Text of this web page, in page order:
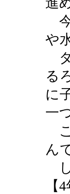
や
る
に
一
ん
【